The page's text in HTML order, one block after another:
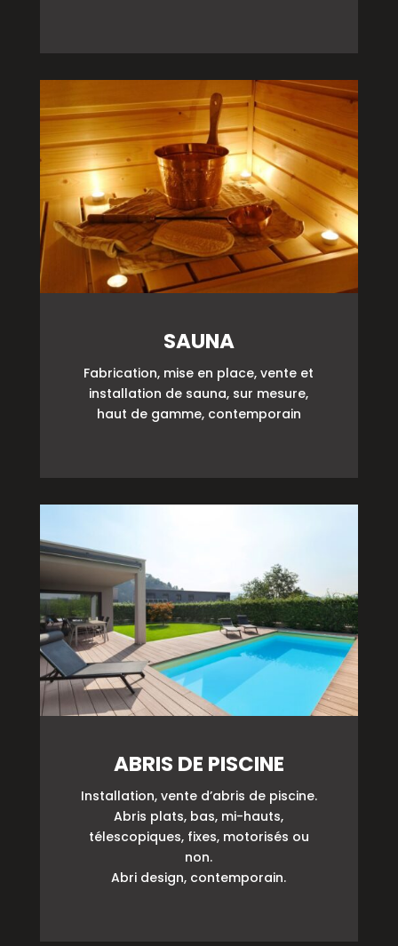
SAUNA
Fabrication, mise en place, vente et
installation de sauna, sur mesure,
haut de gamme, contemporain
ABRIS DE PISCINE
Installation, vente d’abris de piscine.
Abris plats, bas, mi-hauts,
télescopiques, fixes, motorisés ou
non.
Abri design, contemporain.